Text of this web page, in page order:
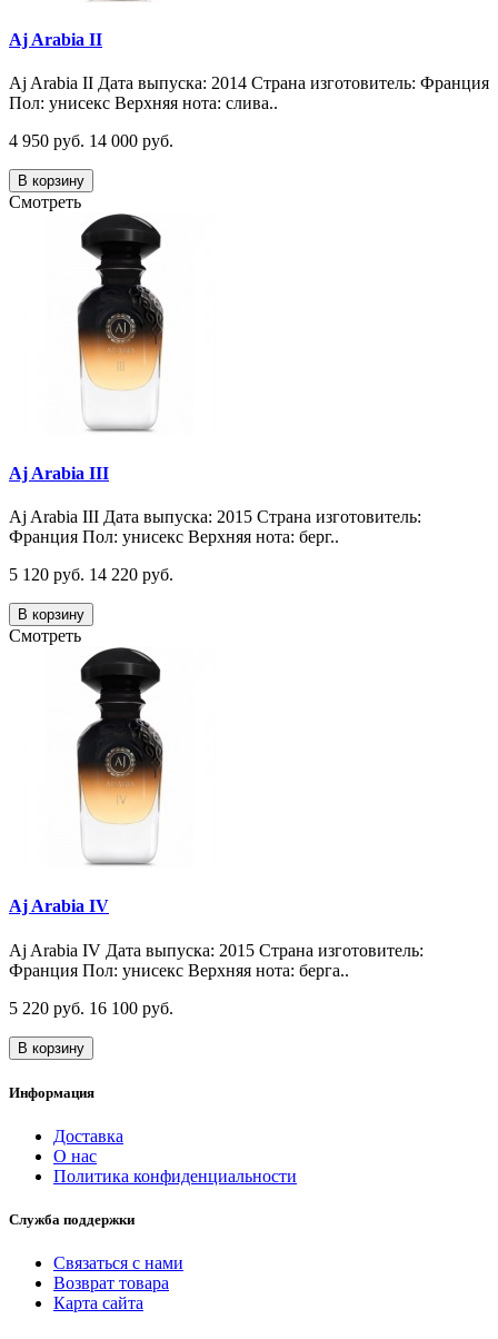
Aj Arabia II
Aj Arabia II Дата выпуска: 2014 Страна изготовитель: Франция
Пол: унисекс Верхняя нота: слива..
4 950 руб. 14 000 руб.
В корзину
Смотреть
Aj Arabia III
Aj Arabia III Дата выпуска: 2015 Страна изготовитель:
Франция Пол: унисекс Верхняя нота: берг..
5 120 руб. 14 220 руб.
В корзину
Смотреть
Aj Arabia IV
Aj Arabia IV Дата выпуска: 2015 Страна изготовитель:
Франция Пол: унисекс Верхняя нота: берга..
5 220 руб. 16 100 руб.
В корзину
Информация
Доставка
О нас
Политика конфиденциальности
Служба поддержки
Связаться с нами
Возврат товара
Карта сайта